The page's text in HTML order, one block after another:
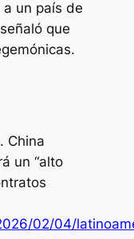
un país de
que
China
un “alto
02/04/